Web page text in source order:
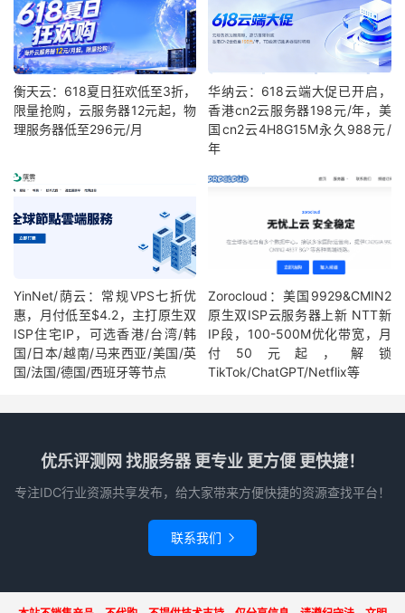
衡天云：618夏日狂欢低至3折，
限量抢购，云服务器12元起，物
理服务器低至296元/月
华纳云：618云端大促已开启，
香港cn2云服务器198元/年，美
国cn2云4H8G15M永久988元/
年
YinNet/荫云：常规VPS七折优
惠，月付低至$4.2，主打原生双
ISP住宅IP，可选香港/台湾/韩
国/日本/越南/马来西亚/美国/英
国/法国/德国/西班牙等节点
Zorocloud：美国9929&CMIN2
原生双ISP云服务器上新 NTT新
IP段，100-500M优化带宽，月
付50元起，解锁
TikTok/ChatGPT/Netflix等
优乐评测网 找服务器 更专业 更方便 更快捷！
专注IDC行业资源共享发布，给大家带来方便快捷的资源查找平台！
联系我们 